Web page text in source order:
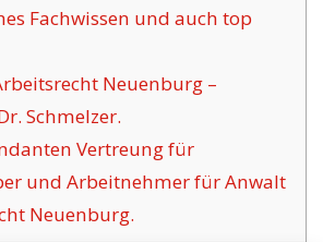
Fachwissen und auch top
Neuenburg –
Schmelzer.
Vertreung für
und Arbeitnehmer für Anwalt
Neuenburg.